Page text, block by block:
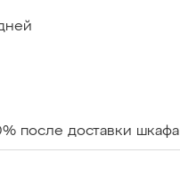
после доставки шкафа